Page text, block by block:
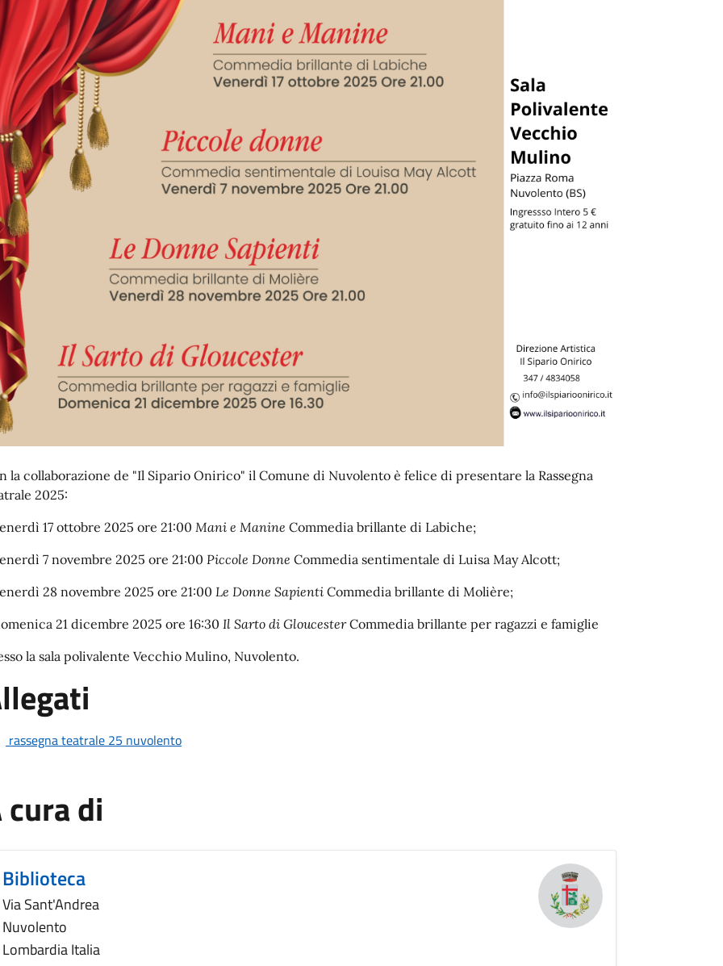
la collaborazione de "Il Sipario Onirico" il Comune di Nuvolento è felice di presentare la Rassegna
2025:
17 ottobre 2025 ore 21:00 Mani e Manine Commedia brillante di Labiche;
7 novembre 2025 ore 21:00 Piccole Donne Commedia sentimentale di Luisa May Alcott;
28 novembre 2025 ore 21:00 Le Donne Sapienti Commedia brillante di Molière;
21 dicembre 2025 ore 16:30 Il Sarto di GloucesterCommedia brillante per ragazzi e famiglie
la sala polivalente Vecchio Mulino, Nuvolento.
rassegna teatrale 25 nuvolento
cura di
Biblioteca
Via Sant'Andrea
Nuvolento
Lombardia Italia